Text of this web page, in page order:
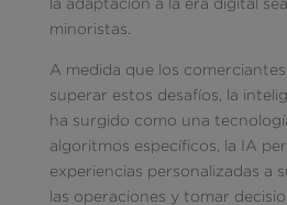
minoristas.
A medida que los
superar estos desafíos, la
ha surgido como una
algoritmos específicos, la IA
experiencias personalizadas a
las operaciones y tomar